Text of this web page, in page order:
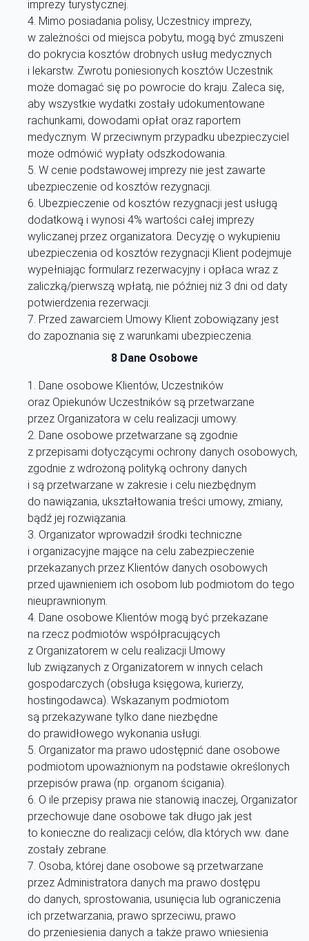
imprezy turystycznej.
Mimo posiadania polisy, Uczestnicy imprezy,
w zależności od miejsca pobytu, mogą być zmuszeni
do pokrycia kosztów drobnych usług medycznych
i lekarstw. Zwrotu poniesionych kosztów Uczestnik
może domagać się po powrocie do kraju. Zaleca się,
aby wszystkie wydatki zostały udokumentowane
rachunkami, dowodami opłat oraz raportem
medycznym. W przeciwnym przypadku ubezpieczyciel
może odmówić wypłaty odszkodowania.
W cenie podstawowej imprezy nie jest zawarte
ubezpieczenie od kosztów rezygnacji.
Ubezpieczenie od kosztów rezygnacji jest usługą
dodatkową i wynosi 4% wartości całej imprezy
wyliczanej przez organizatora. Decyzję o wykupieniu
ubezpieczenia od kosztów rezygnacji Klient podejmuje
wypełniając formularz rezerwacyjny i opłaca wraz z
zaliczką/pierwszą wpłatą, nie później niż 3 dni od daty
potwierdzenia rezerwacji.
Przed zawarciem Umowy Klient zobowiązany jest
do zapoznania się z warunkami ubezpieczenia.
8 Dane Osobowe
Dane osobowe Klientów, Uczestników
oraz Opiekunów Uczestników są przetwarzane
przez Organizatora w celu realizacji umowy.
Dane osobowe przetwarzane są zgodnie
z przepisami dotyczącymi ochrony danych osobowych,
zgodnie z wdrożoną polityką ochrony danych
i są przetwarzane w zakresie i celu niezbędnym
do nawiązania, ukształtowania treści umowy, zmiany,
bądź jej rozwiązania.
Organizator wprowadził środki techniczne
i organizacyjne mające na celu zabezpieczenie
przekazanych przez Klientów danych osobowych
przed ujawnieniem ich osobom lub podmiotom do tego
nieuprawnionym.
Dane osobowe Klientów mogą być przekazane
na rzecz podmiotów współpracujących
z Organizatorem w celu realizacji Umowy
lub związanych z Organizatorem w innych celach
gospodarczych (obsługa księgowa, kurierzy,
hostingodawca). Wskazanym podmiotom
są przekazywane tylko dane niezbędne
do prawidłowego wykonania usługi.
Organizator ma prawo udostępnić dane osobowe
podmiotom upoważnionym na podstawie określonych
przepisów prawa (np. organom ścigania).
O ile przepisy prawa nie stanowią inaczej, Organizator
przechowuje dane osobowe tak długo jak jest
to konieczne do realizacji celów, dla których ww. dane
zostały zebrane.
Osoba, której dane osobowe są przetwarzane
przez Administratora danych ma prawo dostępu
do danych, sprostowania, usunięcia lub ograniczenia
ich przetwarzania, prawo sprzeciwu, prawo
do przeniesienia danych a także prawo wniesienia